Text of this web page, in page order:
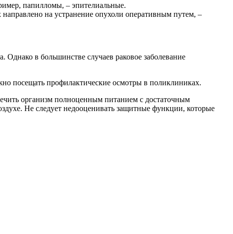
папилломы, – эпителиальные.
на устранение опухоли оперативным путем, –
Однако в большинстве случаев раковое заболевание
посещать профилактические осмотры в поликлиниках.
организм полноценным питанием с достаточным
Не следует недооценивать защитные функции, которые